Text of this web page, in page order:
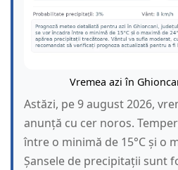
Vremea azi în
Astăzi, pe 9 august 2026,
anunță cu cer noros.
între o minimă de 15°C și o
Șansele de precipitații sunt